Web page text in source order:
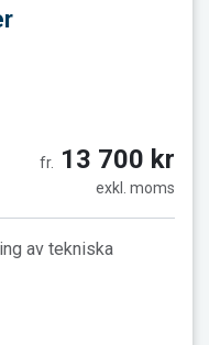
fr. 13 700 kr
exkl. moms
av tekniska